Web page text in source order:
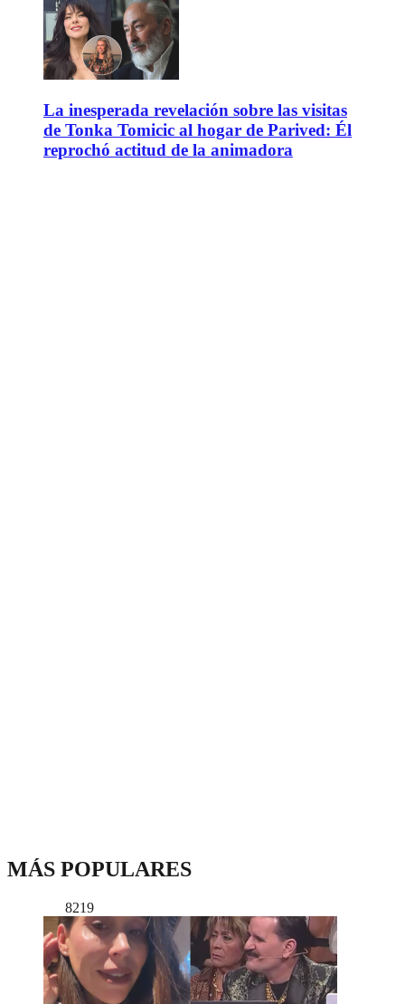
La inesperada revelación sobre las visitas
de Tonka Tomicic al hogar de Parived: Él
reprochó actitud de la animadora
MÁS POPULARES
8219